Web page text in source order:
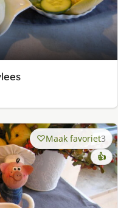
Maak favoriet3
👍